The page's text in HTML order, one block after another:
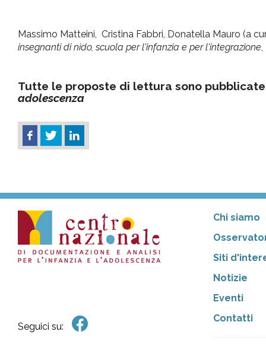
Massimo Matteini, Cristina Fabbri, Donatella Mauro (a
insegnanti di nido, scuola per l'infanzia e per l'integrazione
Tutte le proposte di lettura sono
adolescenza
Seguici su:
Chi siamo
Siti
Notizie
Eventi
Contatti